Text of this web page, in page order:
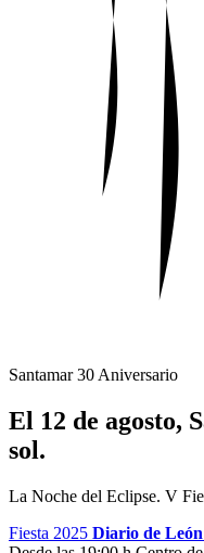
Santamar 30 Aniversario
El 12 de agosto,
sol.
La Noche del Eclipse. V
Fiesta 2025 Diario de